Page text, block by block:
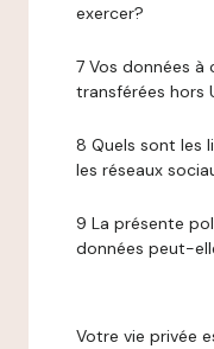
exercer?
7 Vos données
transférées hors
8 Quels sont les
les réseaux
9 La présente
données peut-
Votre vie privée